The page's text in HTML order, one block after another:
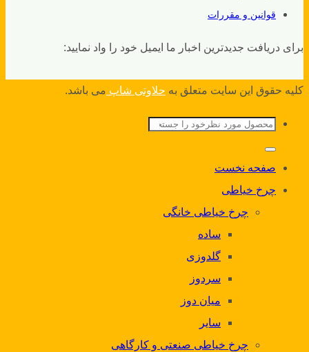
قوانین و مقررات
برای دریافت جدیدترین اخبار ما ایمیل خود را واد نمایید:
کلیه حقوق این سایت متعلق به حلاوتی شاپ می باشد.
جستجو
برای:
صفحه نخست
چرخ خیاطی
چرخ خیاطی خانگی
ساده
گلدوزی
سردوز
میان دوز
سایر
چرخ خیاطی صنعتی و کارگاهی